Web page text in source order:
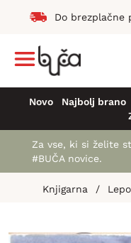
Do brezplačne
Novo Najbolj brano
Za vse, ki si želite
#BUČA novice.
Knjigarna /